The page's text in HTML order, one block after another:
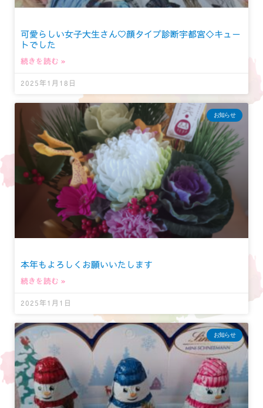
可愛らしい女子大生さん♡顔タイプ診断宇都宮◇キュー
トでした
続きを読む »
2025年1月18日
お知らせ
本年もよろしくお願いいたします
続きを読む »
2025年1月1日
お知らせ